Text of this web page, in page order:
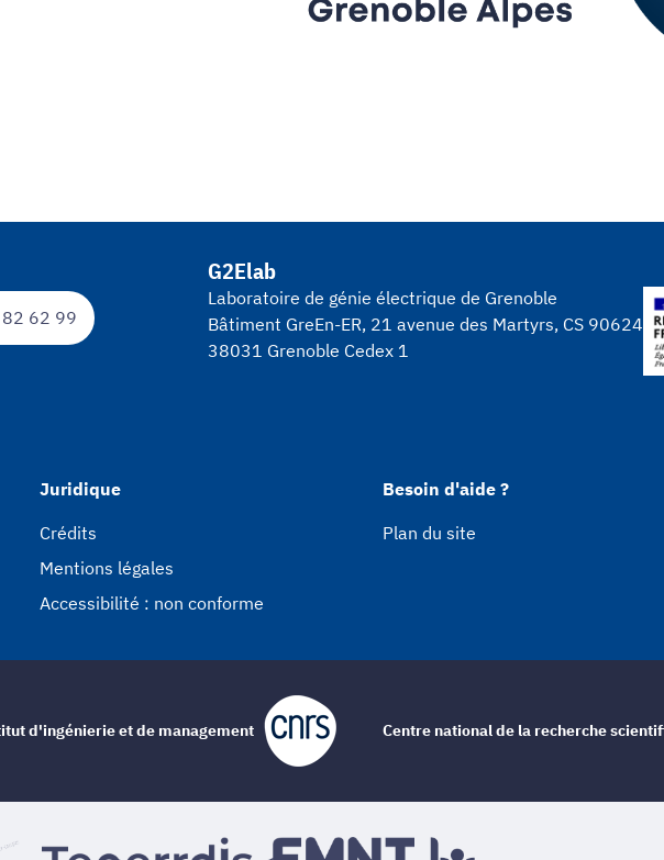
62 99
G2Elab
Laboratoire de génie électrique de Grenoble
Bâtiment GreEn-ER, 21 avenue des Martyrs, CS 90624
38031 Grenoble Cedex 1
Juridique
Crédits
Mentions légales
Accessibilité : non conforme
Besoin d'aide ?
Plan du site
d'ingénierie et de management Centre national de la recherche